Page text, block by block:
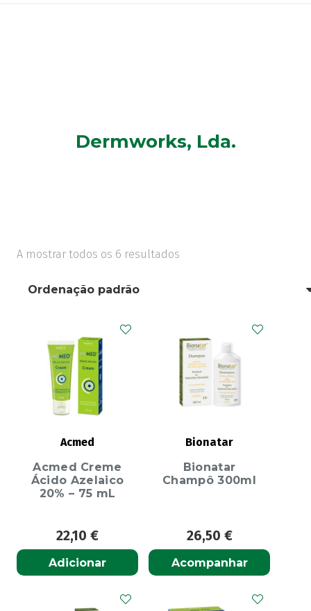
Dermworks, Lda.
A mostrar todos os 6 resultados
Acmed
Acmed Creme
Ácido Azelaico
20% – 75 mL
22,10 €
Adicionar
Bionatar
Bionatar
Champô 300ml
26,50 €
Acompanhar